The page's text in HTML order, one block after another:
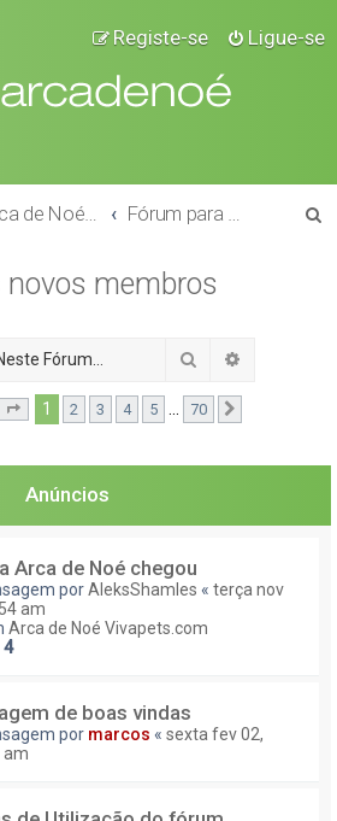
Ligue-se
Registe-se
membros
Pesquisar
Página1 de
1 2 3 4 5 70
Anúncios
Arca de Noé chegou
porAleksShamles « terça nov
am
Arca de Noé Vivapets.com
4
de boas vindas
por marcos « sexta fev 02,
am